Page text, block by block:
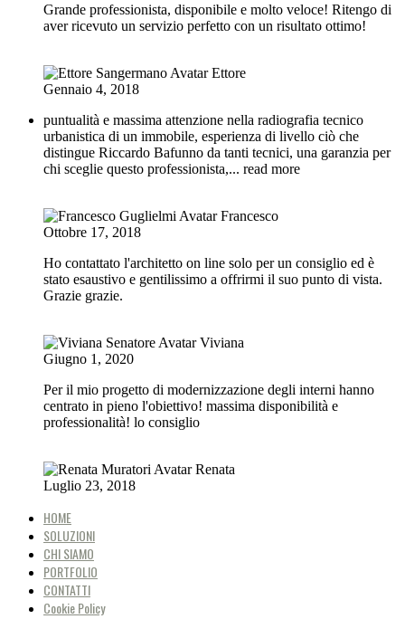
Grande professionista, disponibile e molto veloce! Ritengo di
aver ricevuto un servizio perfetto con un risultato ottimo!
Ettore
Gennaio 4, 2018
puntualità e massima attenzione nella radiografia tecnico
urbanistica di un immobile, esperienza di livello ciò che
distingue Riccardo Bafunno da tanti tecnici, una garanzia per
chi sceglie questo professionista,... read more
Francesco
Ottobre 17, 2018
Ho contattato l'architetto on line solo per un consiglio ed è
stato esaustivo e gentilissimo a offrirmi il suo punto di vista.
Grazie grazie.
Viviana
Giugno 1, 2020
Per il mio progetto di modernizzazione degli interni hanno
centrato in pieno l'obiettivo! massima disponibilità e
professionalità! lo consiglio
Renata
Luglio 23, 2018
HOME
SOLUZIONI
CHI SIAMO
PORTFOLIO
CONTATTI
Cookie Policy